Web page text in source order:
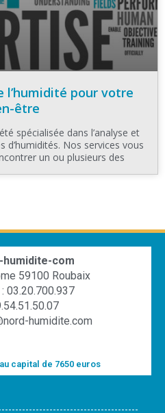
l’humidité pour votre
être
spécialisée dans l’analyse et
Nos services vous
un ou plusieurs des
humidite-com
59100 Roubaix
03.20.700.937
humidite.com
capital de 7650 euros